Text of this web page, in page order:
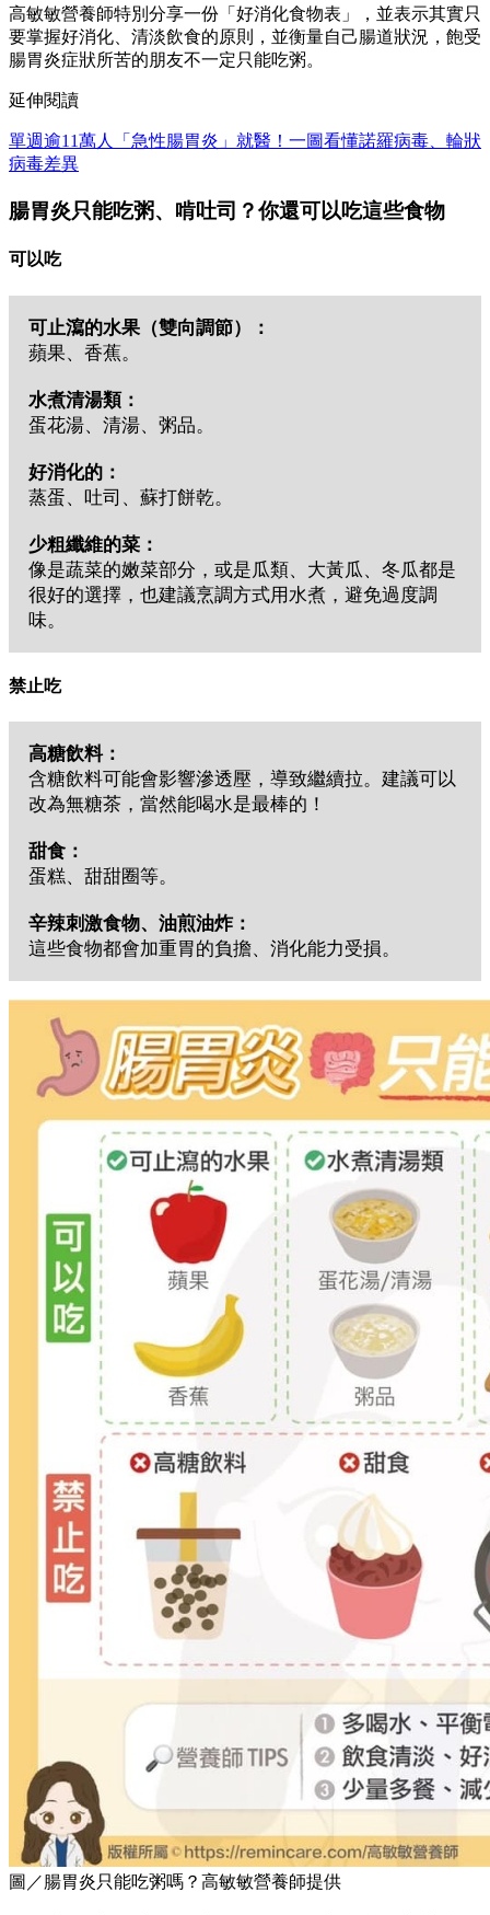
高敏敏營養師特別分享一份「好消化食物表」，並表示其實只
要掌握好消化、清淡飲食的原則，並衡量自己腸道狀況，飽受
腸胃炎症狀所苦的朋友不一定只能吃粥。
延伸閱讀
單週逾11萬人「急性腸胃炎」就醫！一圖看懂諾羅病毒、輪狀
病毒差異
腸胃炎只能吃粥、啃吐司？你還可以吃這些食物
可以吃
可止瀉的水果（雙向調節）：
蘋果、香蕉。
水煮清湯類：
蛋花湯、清湯、粥品。
好消化的：
蒸蛋、吐司、蘇打餅乾。
少粗纖維的菜：
像是蔬菜的嫩菜部分，或是瓜類、大黃瓜、冬瓜都是
很好的選擇，也建議烹調方式用水煮，避免過度調
味。
禁止吃
高糖飲料：
含糖飲料可能會影響滲透壓，導致繼續拉。建議可以
改為無糖茶，當然能喝水是最棒的！
甜食：
蛋糕、甜甜圈等。
辛辣刺激食物、油煎油炸：
這些食物都會加重胃的負擔、消化能力受損。
圖／腸胃炎只能吃粥嗎？高敏敏營養師提供